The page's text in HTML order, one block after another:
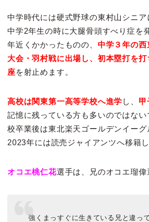
中学時代には硬式野球の東村山シニア
中学2年生の時に大腿骨頭すべり症を
年近くかかったものの、 中学３年の
大会・羽村戦に出場し、初本塁打を
座を射止めます。
高校は関東第一高等学校へ進学 し、 甲
記憶に残っている方も多いのではない
校卒業後は東北楽天ゴールデンイーグ
2023年には読売ジャイアンツへ移籍し
オコエ桃仁花選手は、兄のオコエ瑠偉
強くまっすぐに生きている兄と違っ